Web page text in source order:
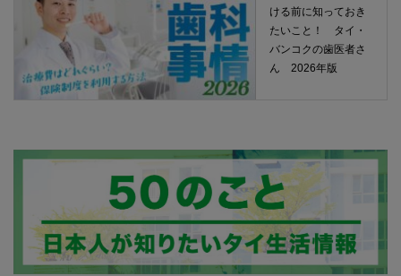
ける前に知っておき
たいこと！ タイ・
バンコクの歯医者さ
ん 2026年版